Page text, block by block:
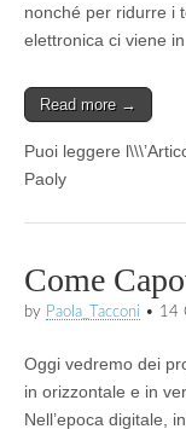
nonché per ridurre i
elettronica ci viene in
Read more →
Puoi leggere
Paoly
Come
by Paola_Tacconi • 14
Oggi vedremo dei
in orizzontale e in
Nell’epoca digitale,